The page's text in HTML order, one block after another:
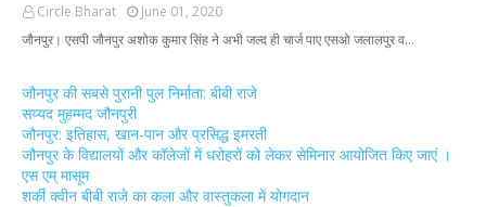
Circle Bharat
June 01, 2020
जौनपुर। एसपी जौनपुर अशोक कुमार सिंह ने अभी जल्द ही चार्ज पाए एसओ जलालपुर व…
जौनपुर की सबसे पुरानी पुल निर्माता: बीबी राजे
सय्यद मुहम्मद जौनपुरी
जौनपुर: इतिहास, खान-पान और प्रसिद्ध इमरती
जौनपुर के विद्यालयों और कॉलेजों में धरोहरों को लेकर सेमिनार आयोजित किए जाएं ।
एस एम् मासूम
शर्की क्वीन बीबी राजे का कला और वास्तुकला में योगदान